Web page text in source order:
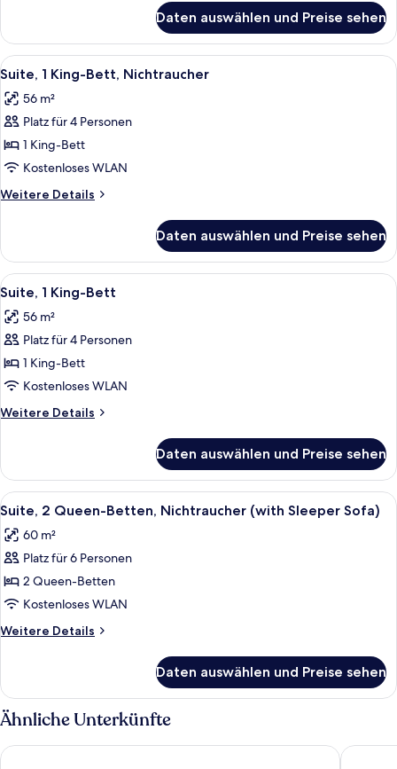
Suite,
1 King-
Bett
Daten auswählen und Preise sehen
Alle
Fotos
für
Suite,
1 King-
Bett,
Nichtraucher
anzeigen
Ein Hotelzimmer mit einem großen
6
Suite, 1 King-Bett, Nichtraucher
56 m²
Platz für 4 Personen
1 King-Bett
Kostenloses WLAN
Weitere Details
Weitere
1 King-
Bett,
Nichtraucher
Daten auswählen und Preise sehen
Alle
Fotos
für
Suite,
1 King-
Bett
anzeigen
Ein Hotelzimmer mit Fernseher,
6
Suite, 1 King-Bett
56 m²
Platz für 4 Personen
1 King-Bett
Kostenloses WLAN
Weitere Details
Weitere
1 King-
Bett
Daten auswählen und Preise sehen
Alle
Fotos
für
Suite,
2 Queen-
Betten,
Nichtraucher
(with
Sofa)
anzeigen
Ein Hotelzimmer mit zwei Betten,
5
Suite, 2 Queen-Betten, Nichtraucher (with Sleeper Sofa)
60 m²
Platz für 6 Personen
2 Queen-Betten
Kostenloses WLAN
Weitere Details
Weitere
2 Queen-
Betten,
Nichtraucher
(with
Sleeper
Daten auswählen und Preise sehen
Ähnliche Unterkünfte
La Quinta Inn & Suites by Wyndham Miramar Beach-Destin
Hilton